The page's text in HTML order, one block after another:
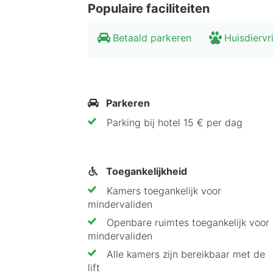
Beiers Legermuseum (3 km)
Kamers:
Badkamer:douche of bad,
Restaurant IntercityHotel
Het IntercityHotel Ingolstadt
een uitgebreid ontbijtbuffet.
pauze. De rustige sfeer biedt je
drankjes.
Populaire faciliteiten
Betaald parkeren
Parkeren
Parking bij hotel 15 € per dag
Toegankelijkheid
mindervaliden
mindervaliden
lift